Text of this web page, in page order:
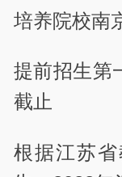
培养院校南
提前招生第
截止
根据江苏